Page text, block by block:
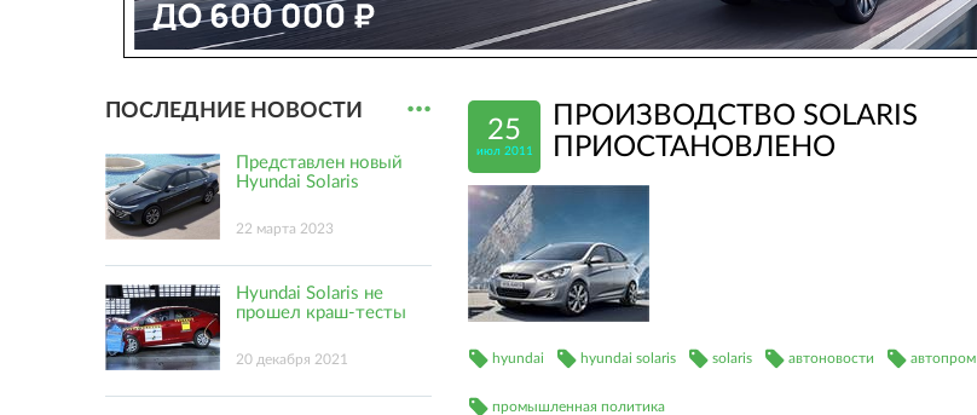
25
июл 2011
ПРОИЗВОДСТВО SOLARIS
ПРИОСТАНОВЛЕНО
hyundai hyundai solaris solaris автоновости автопром
промышленная политика
ПОСЛЕДНИЕ НОВОСТИ ...
Представлен новый
Hyundai Solaris
22 марта 2023
Hyundai Solaris не
прошел краш-тесты
20 декабря 2021